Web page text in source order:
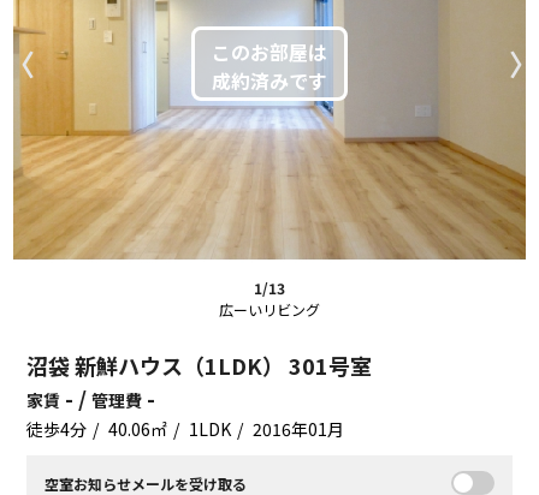
1/13
広ーいリビング
〈 〉
沼袋 新鮮ハウス（1LDK） 301号室
家賃 - /管理費 -
徒歩4分 40.06㎡ 1LDK 2016年01月
空室お知らせメールを受け取る